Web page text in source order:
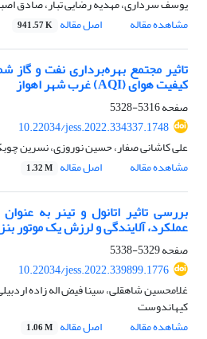
یوسف سرداری، مهدیه رضایی تبار، صادق
مشاهده مقاله
اصل مقاله 941.57 K
کیفیت هوای (AQI) غرب شهر اهواز
صفحه5316-5328
10.22034/jess.2022.334337.1748
علی کاشانی صفار، حسین نوروزی، نسرین
مشاهده مقاله
اصل مقاله 1.32 M
بررسی تاثیر اتانول و تینر به
عملکرد، آلایندگی و لرزش یک موتور
صفحه5329-5338
10.22034/jess.2022.339899.1776
غلامحسین شاهقلی، سینا فیض اله زاده
کیهاندوست
مشاهده مقاله
اصل مقاله 1.06 M